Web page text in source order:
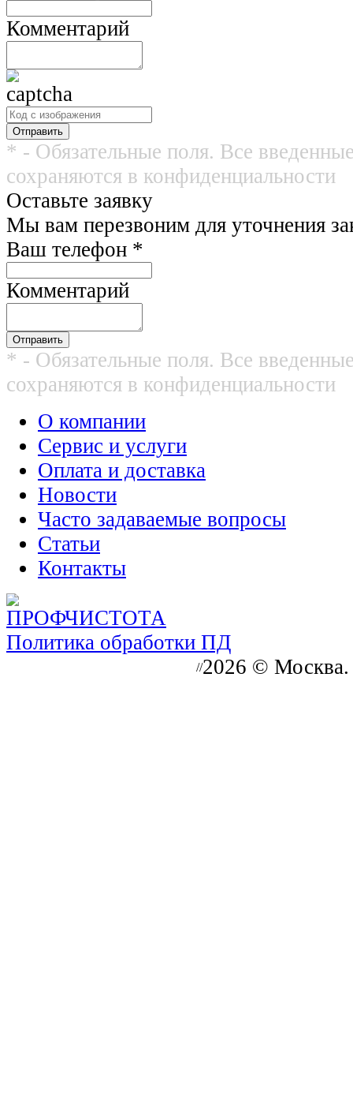
Комментарий
* - Обязательные поля. Все
сохраняются в конфиденциальности
Оставьте заявку
Мы вам перезвоним для уточнения
Ваш телефон *
Комментарий
* - Обязательные поля. Все
сохраняются в конфиденциальности
О компании
Сервис и услуги
Оплата и доставка
Новости
Часто задаваемые вопросы
Статьи
Контакты
Политика обработки ПД
//2026 ©